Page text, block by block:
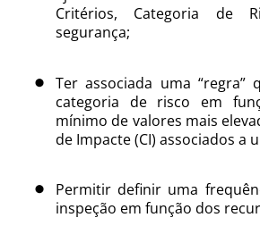
Critérios, Categoria de
segurança;
Ter associada uma “regra”
categoria de risco em
mínimo de valores mais
de Impacte (CI) associados a
Permitir definir uma
inspeção em função dos